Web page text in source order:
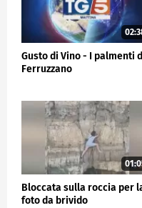
Gusto di Vino - I palmenti
Ferruzzano
Bloccata sulla roccia per
foto da brivido